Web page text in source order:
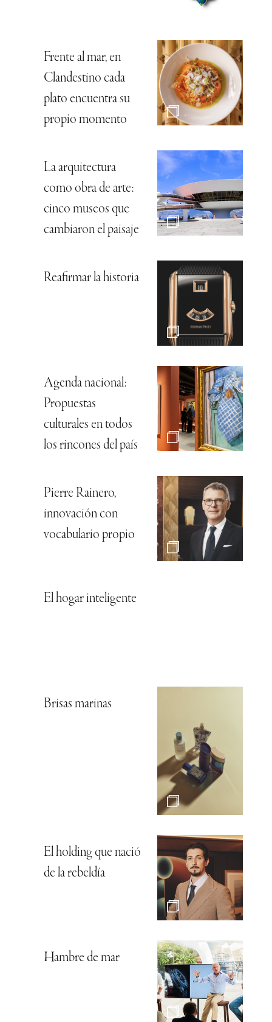
Frente al mar, en
Clandestino cada
plato encuentra su
propio momento
La arquitectura
como obra de arte:
cinco museos que
cambiaron el paisaje
Reafirmar la historia
Agenda nacional:
Propuestas
culturales en todos
los rincones del país
Pierre Rainero,
innovación con
vocabulario propio
El hogar inteligente
Brisas marinas
El holding que nació
de la rebeldía
Hambre de mar